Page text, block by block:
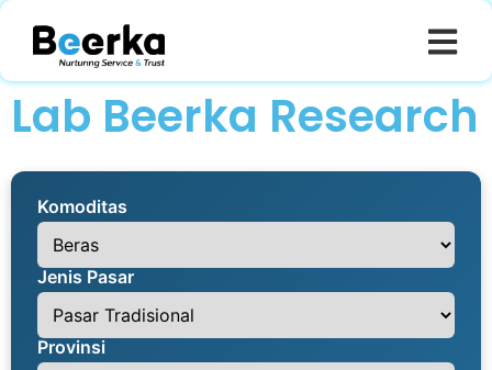
Lab Beerka Research
Komoditas
Jenis Pasar
Provinsi